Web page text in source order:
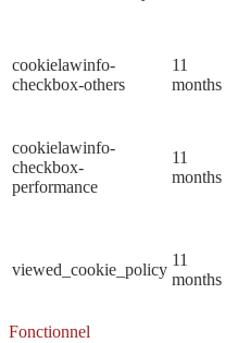
cookielawinfo-
checkbox-others
11
months
cookielawinfo-
checkbox-
performance
11
months
viewed_cookie_policy
11
months
Fonctionnel